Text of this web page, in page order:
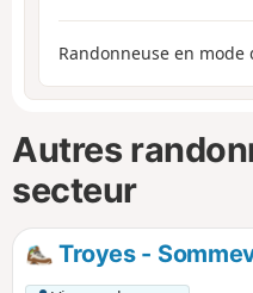
Randonneuse en
Autres
secteur
Troyes -